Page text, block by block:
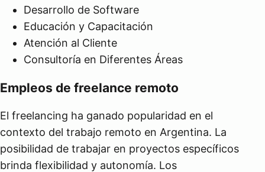
Desarrollo de Software
Educación y Capacitación
Atención al Cliente
Consultoría en Diferentes Áreas
Empleos de freelance remoto
El freelancing ha ganado popularidad en el
contexto del trabajo remoto en Argentina. La
posibilidad de trabajar en proyectos específicos
brinda flexibilidad y autonomía. Los